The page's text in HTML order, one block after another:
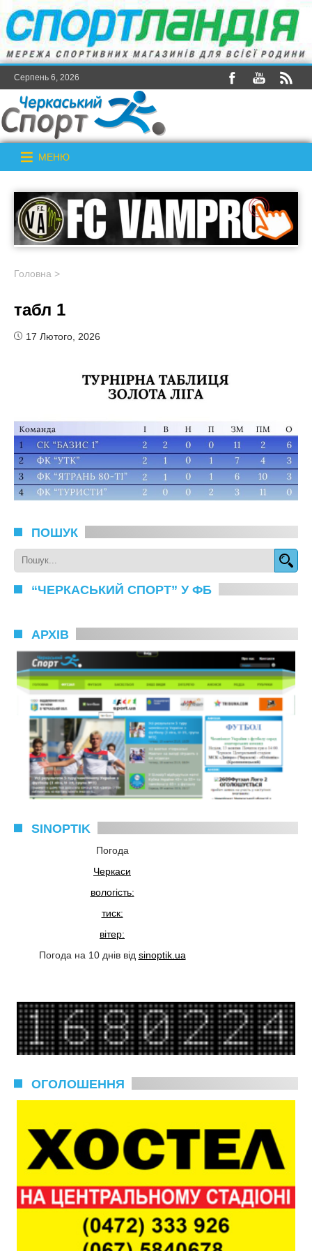
Серпень 6, 2026
МЕНЮ
Головна >
табл 1
17 Лютого, 2026
ПОШУК
“ЧЕРКАСЬКИЙ СПОРТ” У ФБ
АРХІВ
SINOPTIK
Погода
Черкаси
вологість:
тиск:
вітер:
Погода на 10 днів від sinoptik.ua
ОГОЛОШЕННЯ